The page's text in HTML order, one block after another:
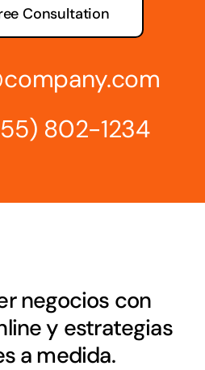
Consultation
802-1234
negocios con
y estrategias
a medida.